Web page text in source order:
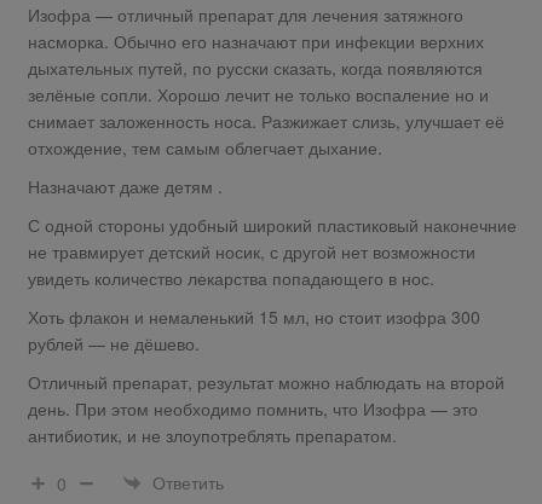
Изофра — отличный препарат для лечения затяжного
насморка. Обычно его назначают при инфекции верхних
дыхательных путей, по русски сказать, когда появляются
зелёные сопли. Хорошо лечит не только воспаление но и
снимает заложенность носа. Разжижает слизь, улучшает её
отхождение, тем самым облегчает дыхание.
Назначают даже детям .
С одной стороны удобный широкий пластиковый наконечние
не травмирует детский носик, с другой нет возможности
увидеть количество лекарства попадающего в нос.
Хоть флакон и немаленький 15 мл, но стоит изофра 300
рублей — не дёшево.
Отличный препарат, результат можно наблюдать на второй
день. При этом необходимо помнить, что Изофра — это
антибиотик, и не злоупотреблять препаратом.
0
Ответить